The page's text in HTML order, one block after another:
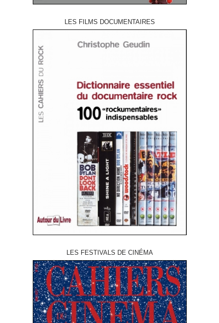
LES FILMS DOCUMENTAIRES
LES FESTIVALS DE CINÉMA